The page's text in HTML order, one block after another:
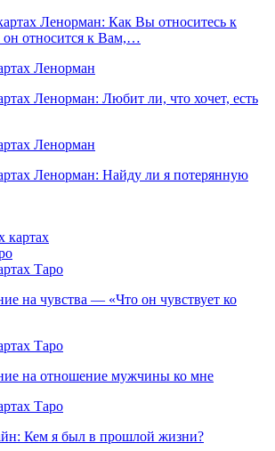
Ленорман: Как Вы относитесь к
он относится к Вам,…
Ленорман
Ленорман: Любит ли, что хочет, есть
Ленорман
Ленорман: Найду ли я потерянную
картах
Таро
на чувства — «Что он чувствует ко
Таро
на отношение мужчины ко мне
Таро
Кем я был в прошлой жизни?